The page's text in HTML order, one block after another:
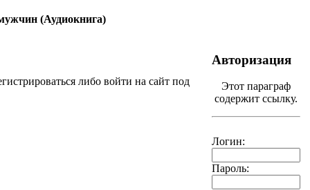
(Аудиокнига)
либо войти на сайт под
Авторизация
Этот параграф
содержит ссылку.
Логин:
Пароль: